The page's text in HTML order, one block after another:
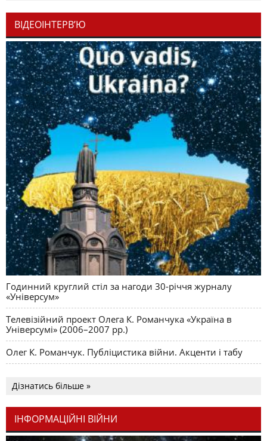
ВІДЕОІНТЕРВ’Ю
Годинний круглий стіл за нагоди 30-річчя журналу
«Універсум»
Телевізійний проект Олега К. Романчука «Україна в
Універсумі» (2006–2007 рр.)
Олег К. Романчук. Публіцистика війни. Акценти і табу
Дізнатись більше »
ІНФОРМАЦІЙНІ ВІЙНИ